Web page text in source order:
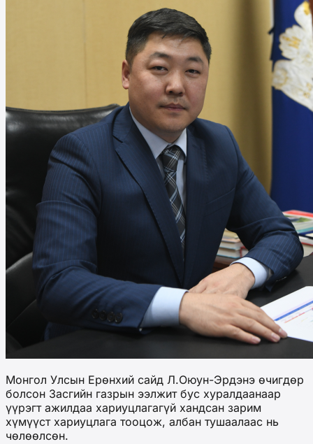
Монгол Улсын Ерөнхий сайд Л.Оюун-Эрдэнэ өчигдөр
болсон Засгийн газрын ээлжит бус хуралдаанаар
үүрэгт ажилдаа хариуцлагагүй хандсан зарим
хүмүүст хариуцлага тооцож, албан тушаалаас нь
чөлөөлсөн.